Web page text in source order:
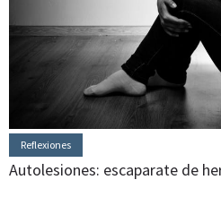
Reflexiones
Autolesiones: escaparate de